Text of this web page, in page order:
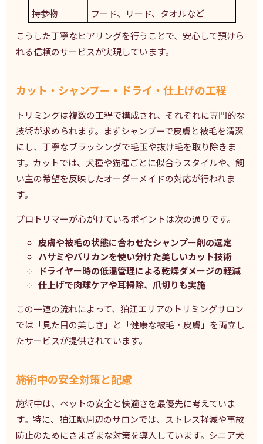
持参物
フード、リード、タオルなど
こうした丁寧なヒアリングを行うことで、安心して預けら
れる信頼のサービスが実現しています。
カット・シャンプー・ドライ・仕上げの工程
トリミングは複数の工程で構成され、それぞれに専門的な
技術が求められます。まずシャンプーで皮膚と被毛を清潔
にし、丁寧なブラッシングで毛玉や抜け毛を取り除きま
す。カットでは、犬種や猫種ごとに似合うスタイルや、飼
い主の希望を反映したオーダーメイドの対応が行われま
す。
プロトリマーが心がけているポイントは次の通りです。
皮膚や被毛の状態に合わせたシャンプー剤の選定
ハサミやバリカンを使い分けた美しいカット技術
ドライヤー時の低温管理による乾燥ダメージの軽減
仕上げで肉球ケアや耳掃除、爪切りも実施
この一連の流れによって、狛江エリアのトリミングサロン
では「見た目の美しさ」と「健康な被毛・皮膚」を両立し
たサービスが提供されています。
施術中の安全対策と配慮
施術中は、ペットの安全と快適さを最優先に考えていま
す。特に、狛江駅周辺のサロンでは、ストレス軽減や事故
防止のためにさまざまな対策を導入しています。シニア犬